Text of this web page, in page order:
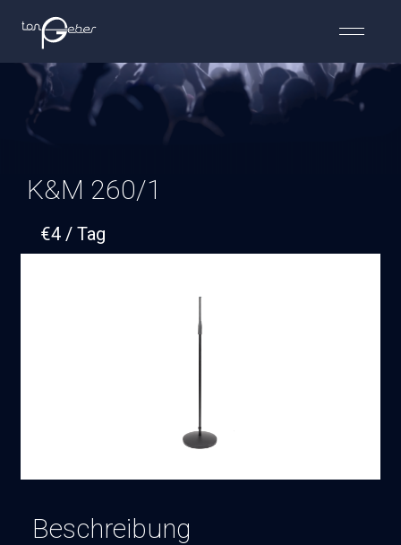
K&M 260/1
€4
Beschreibung